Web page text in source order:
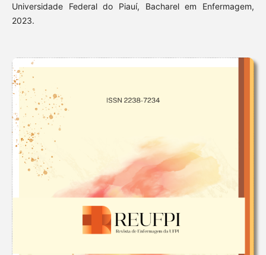
Universidade Federal do Piauí, Bacharel em Enfermagem,
2023.